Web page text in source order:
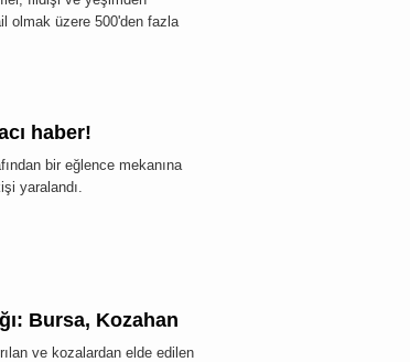
olmak üzere 500'den fazla
haber!
bir eğlence mekanına
yaralandı.
Bursa, Kozahan
ve kozalardan elde edilen